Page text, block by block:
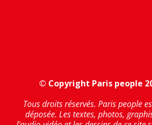
© Copyright Paris people
Tous droits réservés. Paris people
déposée. Les textes, photos,